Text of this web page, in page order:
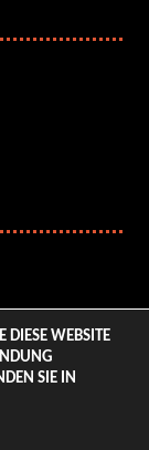
Magazine.
DIESE WEBSITE
SIE IN